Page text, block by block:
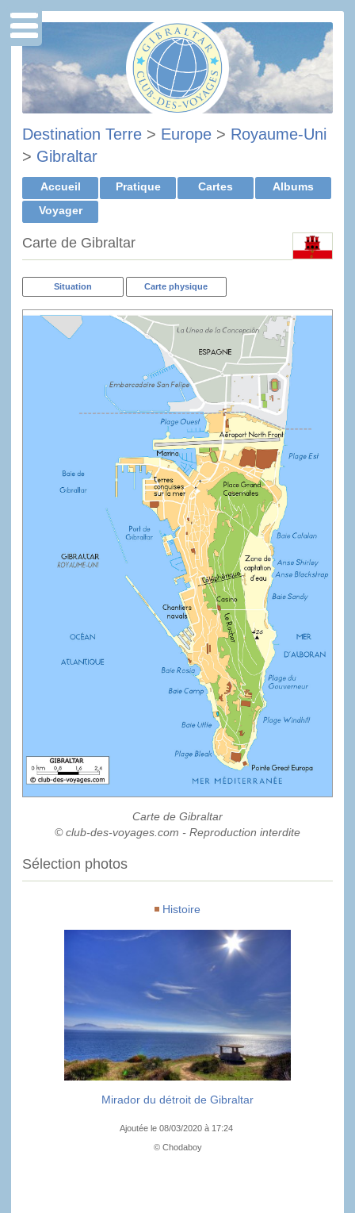
Destination Terre > Europe > Royaume-Uni
> Gibraltar
Accueil Pratique Cartes
Albums
Voyager
Carte de Gibraltar
Situation Carte physique
Carte de Gibraltar
© club-des-voyages.com - Reproduction interdite
Sélection photos
Histoire
Mirador du détroit de Gibraltar
Ajoutée le 08/03/2020 à 17:24
© Chodaboy